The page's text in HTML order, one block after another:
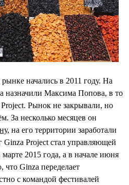
начались в 2011 году. На
назначили Максима Попова, в то
Рынок не закрывали, но
За несколько месяцев он
, на его территории заработали
Ginza Project стал управляющей
2015 года, а в начале июня
что Ginza переделает
с командой фестивалей